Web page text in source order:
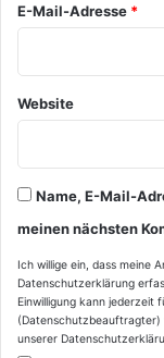
E-Mail-Adresse *
Website
Name, E-Mail-
meinen nächsten
Ich willige ein, dass meine
Datenschutzerklärung
Einwilligung kann jederzeit
(Datenschutzbeauftragter)
unserer